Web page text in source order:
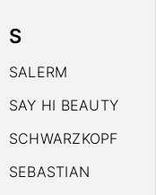
S
SALERM
SAY HI BEAUTY
SCHWARZKOPF
SEBASTIAN